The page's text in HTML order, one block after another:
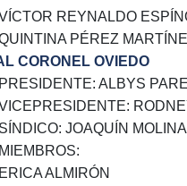
REYNALDO
PÉREZ
CORONEL OVIEDO
ALBYS
JOAQUÍN
ALMIRÓN